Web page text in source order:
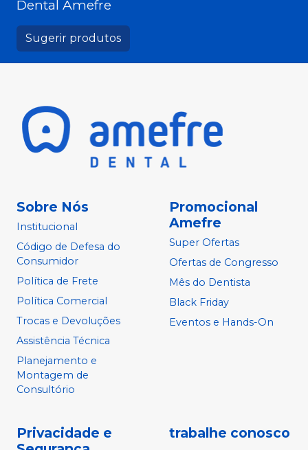
Dental Amefre
Sugerir produtos
Sobre Nós
Institucional
Código de Defesa do
Consumidor
Política de Frete
Política Comercial
Trocas e Devoluções
Assistência Técnica
Planejamento e
Montagem de
Consultório
Promocional
Amefre
Super Ofertas
Ofertas de Congresso
Mês do Dentista
Black Friday
Eventos e Hands-On
Privacidade e
trabalhe conosco